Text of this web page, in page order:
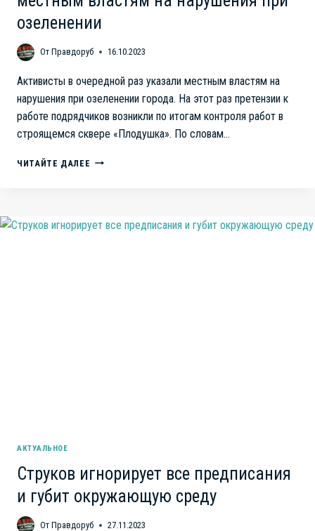
озеленении
От Правдоруб 16.10.2023
Активисты в очередной раз указали местным властям на
нарушения при озеленении города. На этот раз претензии к
работе подрядчиков возникли по итогам контроля работ в
строящемся сквере «Плодушка». По словам…
ЧИТАЙТЕ ДАЛЕЕ КОРРУПЦИЯ
АКТИВИСТЫ
АКТУАЛЬНОЕ
Струков игнорирует все предписания
и губит окружающую среду
От Правдоруб 27.11.2023